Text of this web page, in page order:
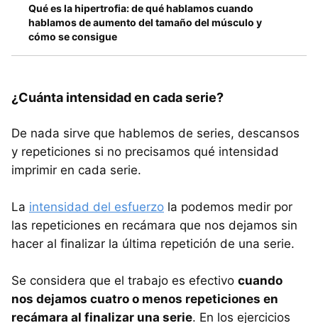
Qué es la hipertrofia: de qué hablamos cuando
hablamos de aumento del tamaño del músculo y
cómo se consigue
¿Cuánta intensidad en cada serie?
De nada sirve que hablemos de series, descansos
y repeticiones si no precisamos qué intensidad
imprimir en cada serie.
La intensidad del esfuerzo la podemos medir por
las repeticiones en recámara que nos dejamos sin
hacer al finalizar la última repetición de una serie.
Se considera que el trabajo es efectivo cuando
nos dejamos cuatro o menos repeticiones en
recámara al finalizar una serie. En los ejercicios